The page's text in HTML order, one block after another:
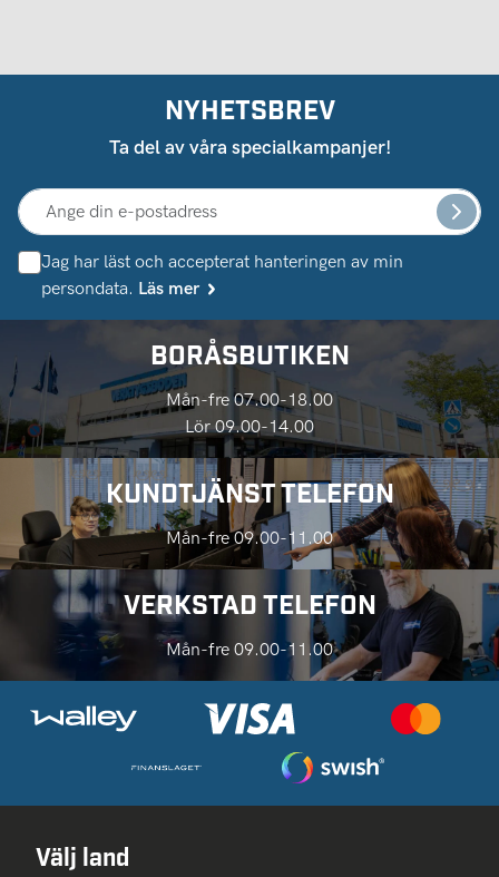
NYHETSBREV
Ta del av våra specialkampanjer!
Jag har läst och accepterat hanteringen av min
persondata. Läs mer
BORÅSBUTIKEN
Mån-fre 07.00-18.00
Lör 09.00-14.00
KUNDTJÄNST TELEFON
Mån-fre 09.00-11.00
VERKSTAD TELEFON
Mån-fre 09.00-11.00
Välj land